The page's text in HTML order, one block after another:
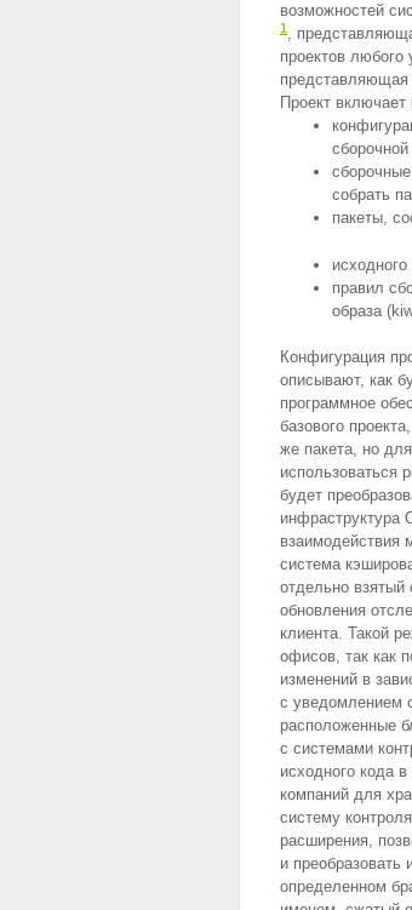
возможностей
1 ,
проектов любого
представляющая
Проект включает
собрать
пакеты,
исходного
правил
образа
Конфигурация
описывают, как
программное
базового
же пакета, но
использоваться
будет
инфраструктура
взаимодействия
система
отдельно
обновления
клиента. Такой
офисов, так как
изменений в
с уведомлением
расположенные
с системами
исходного кода
компаний для
систему
расширения,
и
определенном